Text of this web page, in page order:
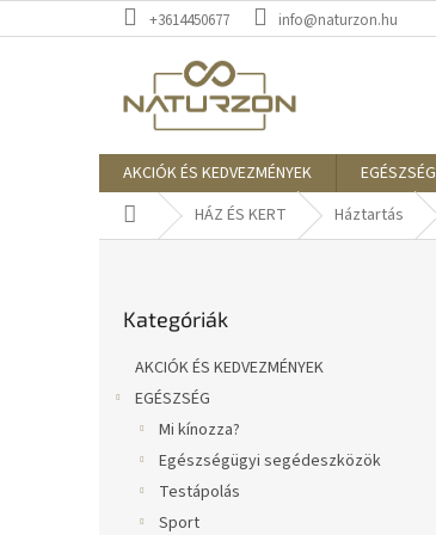
a
+3614450677 info@naturzon.hu
AKCIÓK ÉS KEDVEZMÉNYEK EGÉSZSÉG
KezdőlapHÁZ ÉS KERT Háztartás
átugrása
Kategóriák
AKCIÓK ÉS KEDVEZMÉNYEK
EGÉSZSÉG
Mi kínozza?
Egészségügyi segédeszközök
Testápolás
Sport